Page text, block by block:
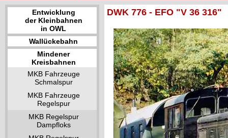
Entwicklung
der Kleinbahnen
in OWL
Wallückebahn
Mindener
Kreisbahnen
MKB Fahrzeuge
Schmalspur
MKB Fahrzeuge
Regelspur
MKB Regelspur
Dampfloks
DWK 776 - EFO "V 36 316"